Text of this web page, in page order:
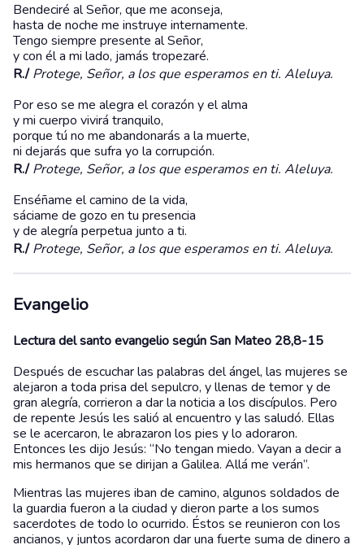
Bendeciré al Señor, que me aconseja,
hasta de noche me instruye internamente.
Tengo siempre presente al Señor,
y con él a mi lado, jamás tropezaré.
R./Protege, Señor, a los que esperamos en ti. Aleluya.
Por eso se me alegra el corazón y el alma
y mi cuerpo vivirá tranquilo,
porque tú no me abandonarás a la muerte,
ni dejarás que sufra yo la corrupción.
R./Protege, Señor, a los que esperamos en ti. Aleluya.
Enséñame el camino de la vida,
sáciame de gozo en tu presencia
y de alegría perpetua junto a ti.
R./Protege, Señor, a los que esperamos en ti. Aleluya.
Evangelio
Lectura del santo evangelio según San Mateo 28,8-15
Después de escuchar las palabras del ángel, las mujeres se
alejaron a toda prisa del sepulcro, y llenas de temor y de
gran alegría, corrieron a dar la noticia a los discípulos. Pero
de repente Jesús les salió al encuentro y las saludó. Ellas
se le acercaron, le abrazaron los pies y lo adoraron.
Entonces les dijo Jesús: “No tengan miedo. Vayan a decir a
mis hermanos que se dirijan a Galilea. Allá me verán”.
Mientras las mujeres iban de camino, algunos soldados de
la guardia fueron a la ciudad y dieron parte a los sumos
sacerdotes de todo lo ocurrido. Éstos se reunieron con los
ancianos, y juntos acordaron dar una fuerte suma de dinero a